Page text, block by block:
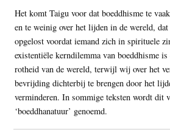
Het komt Taigu voor dat boeddhisme te
en te weinig over het lijden in de wereld,
opgelost voordat iemand zich in spirituele
existentiële kerndilemma van boeddhisme
rotheid van de wereld, terwijl wij over het
bevrijding dichterbij te brengen door het
verminderen. In sommige teksten wordt dit
‘boeddhanatuur’ genoemd.